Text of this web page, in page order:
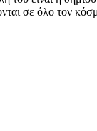
σε όλο τον